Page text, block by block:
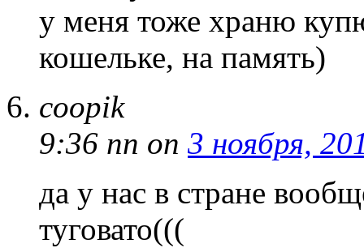
у меня тоже храню
кошельке, на память)
coopik
9:36 пп on 3 ноября,
да у нас в стране
туговато(((